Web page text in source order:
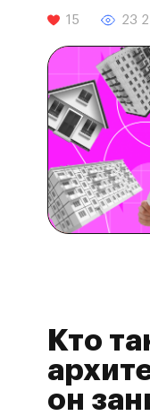
15 23
Кто
он